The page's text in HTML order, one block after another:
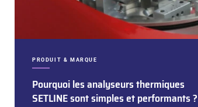
Pourquoi les analyseurs thermiques
SETLINE sont simples et performants ?
CATÉGORIES :
PRODUIT & MARQUE